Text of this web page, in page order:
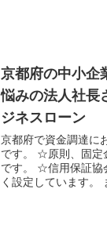
京都府の中小企
悩みの法人社長
ジネスローン
京都府で資金調達に
です。 ☆原則、固定
です。 ☆信用保証協
く設定しています。